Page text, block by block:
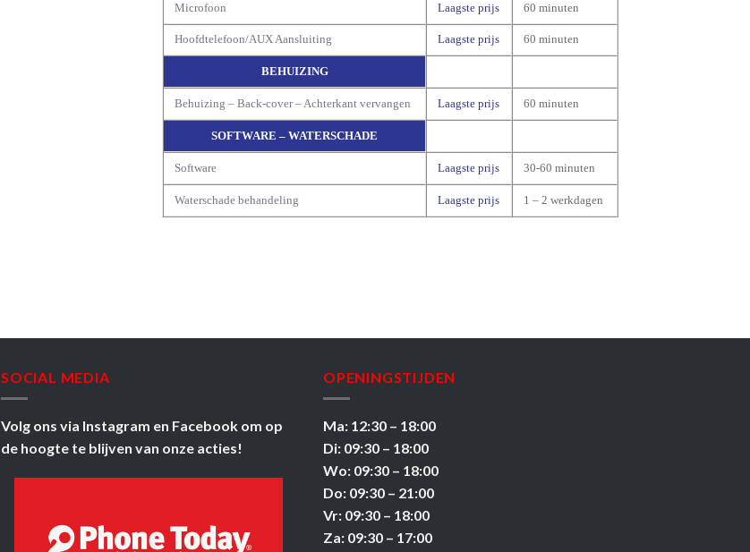
Microfoon Laagste prijs 60 minuten
Hoofdtelefoon/AUX Aansluiting Laagste prijs 60 minuten
BEHUIZING
Behuizing – Back-cover – Achterkant vervangen Laagste prijs 60 minuten
SOFTWARE – WATERSCHADE
Software Laagste prijs 30-60 minuten
Waterschade behandeling Laagste prijs 1 – 2 werkdagen
SOCIAL MEDIA
Volg ons via Instagram en Facebook om op
de hoogte te blijven van onze acties!
OPENINGSTIJDEN
Ma: 12:30 – 18:00
Di: 09:30 – 18:00
Wo: 09:30 – 18:00
Do: 09:30 – 21:00
Vr: 09:30 – 18:00
Za: 09:30 – 17:00